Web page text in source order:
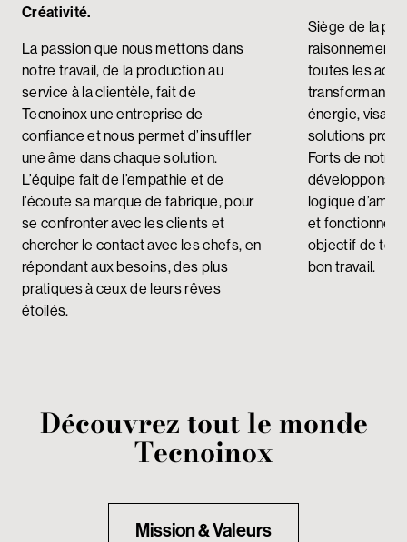
Créativité.
La passion que nous mettons dans
notre travail, de la production au
service à la clientèle, fait de
Tecnoinox une entreprise de
confiance et nous permet d’insuffler
une âme dans chaque solution.
L’équipe fait de l’empathie et de
l’écoute sa marque de fabrique, pour
se confronter avec les clients et
chercher le contact avec les chefs, en
répondant aux besoins, des plus
pratiques à ceux de leurs rêves
étoilés.
Siège de la
raisonnement,
toutes les
transformant
énergie, visant
solutions
Forts de notre
développons
logique
et
objectif de
bon travail.
Découvrez tout le monde
Tecnoinox
Mission & Valeurs